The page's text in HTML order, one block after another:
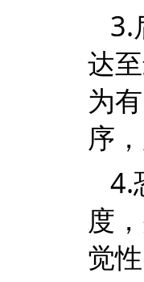
3.
达
为
序
4.
度
觉